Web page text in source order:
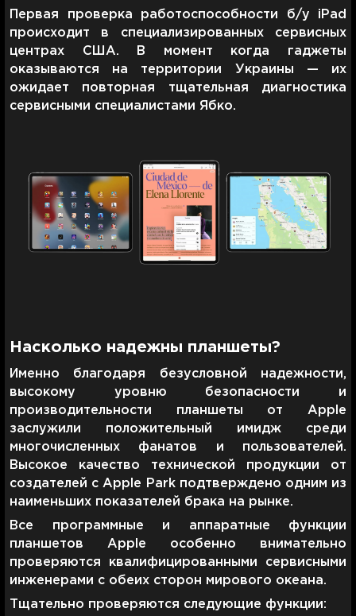
Первая проверка работоспособности б/у iPad
происходит в специализированных сервисных
центрах США. В момент когда гаджеты
оказываются на территории Украины — их
ожидает повторная тщательная диагностика
сервисными специалистами Ябко.
Насколько надежны планшеты?
Именно благодаря безусловной надежности,
высокому уровню безопасности и
производительности планшеты от Apple
заслужили положительный имидж среди
многочисленных фанатов и пользователей.
Высокое качество технической продукции от
создателей с Apple Park подтверждено одним из
наименьших показателей брака на рынке.
Все программные и аппаратные функции
планшетов Apple особенно внимательно
проверяются квалифицированными сервисными
инженерами с обеих сторон мирового океана.
Тщательно проверяются следующие функции: